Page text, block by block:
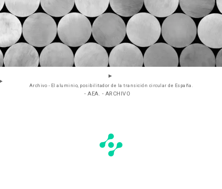
Archivo - El aluminio, posibilitador de la transición circular de España.
- AEA. - ARCHIVO